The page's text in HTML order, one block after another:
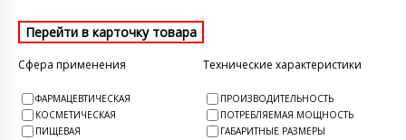
Сфера применения
ФАРМАЦЕВТИЧЕСКАЯ
КОСМЕТИЧЕСКАЯ
ПИЩЕВАЯ
Технические характеристики
ПРОИЗВОДИТЕЛЬНОСТЬ
ПОТРЕБЛЯЕМАЯ МОЩНОСТЬ
ГАБАРИТНЫЕ РАЗМЕРЫ